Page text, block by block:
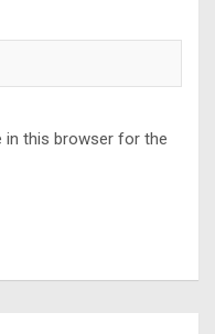
in this browser for the